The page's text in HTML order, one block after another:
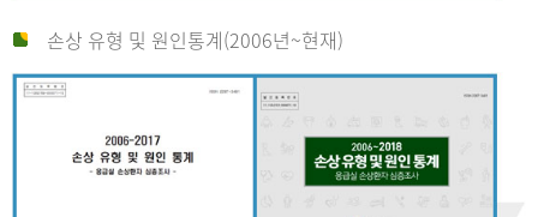
손상 유형 및 원인통계(2006년~현재)